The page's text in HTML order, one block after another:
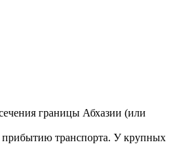
границы Абхазии (или
прибытию транспорта. У крупных